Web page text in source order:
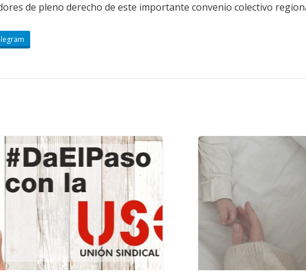
de pleno derecho de este importante convenio colectivo